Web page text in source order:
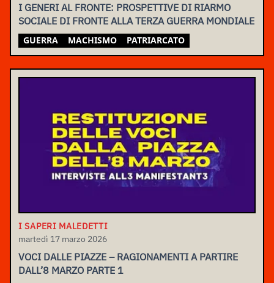
I GENERI AL FRONTE: PROSPETTIVE DI RIARMO
SOCIALE DI FRONTE ALLA TERZA GUERRA MONDIALE
GUERRA MACHISMO PATRIARCATO
I SAPERI MALEDETTI
martedì 17 marzo 2026
VOCI DALLE PIAZZE – RAGIONAMENTI A PARTIRE
DALL’8 MARZO PARTE 1